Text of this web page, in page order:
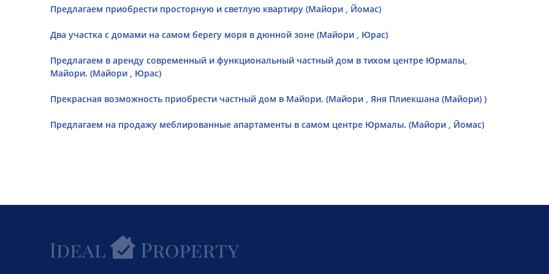
Предлагаем приобрести просторную и светлую квартиру (Майори , Йомас)
Два участка с домами на самом берегу моря в дюнной зоне (Майори , Юрас)
Предлагаем в аренду современный и функциональный частный дом в тихом центре Юрмалы,
Майори. (Майори , Юрас)
Прекрасная возможность приобрести частный дом в Майори. (Майори , Яня Плиекшана (Майори) )
Предлагаем на продажу меблированные апартаменты в самом центре Юрмалы. (Майори , Йомас)